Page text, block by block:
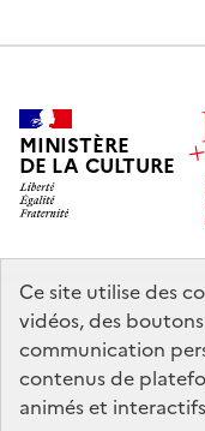
Ce site utilise des
vidéos, des
communication
contenus de
animés et
MINISTÈRE
DE LA CULTURE
legifrance.gouv.fr
service-public.gouv.fr